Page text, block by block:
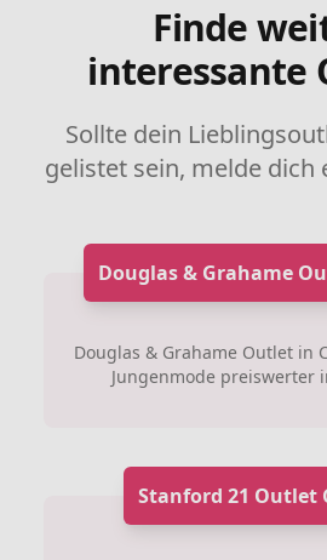
Finde
interessante
Sollte dein
gelistet sein, melde dich
Douglas & Grahame
Douglas & Grahame Outlet in
Jungenmode preiswerter
Stanford 21 Outlet